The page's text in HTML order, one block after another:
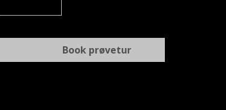
Book prøvetur